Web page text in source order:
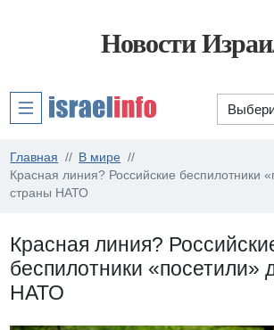
Новости
Главная
В мире
Красная линия? Российские беспилотники
страны НАТО
Красная линия?
беспилотники «посетили»
НАТО